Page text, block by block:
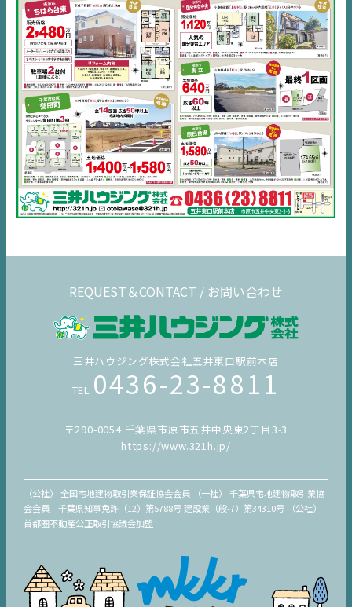
REQUEST＆CONTACT / お問い合わせ
三井ハウジング株式会社五井東口駅前本店
TEL 0436-23-8811
〒290-0054 千葉県市原市五井中央東2丁目3-3
https://www.321h.jp/
（公社） 全国宅地建物取引業保証協会会員 （一社） 千葉県宅地建物取引業協
会会員 千葉県知事免許（12）第5788号 建設業（般-7）第34310号 （公社）
首都圏不動産公正取引協議会加盟